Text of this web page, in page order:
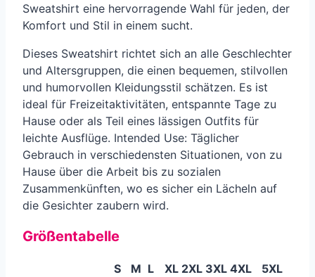
Sweatshirt eine hervorragende Wahl für jeden, der
Komfort und Stil in einem sucht.
Dieses Sweatshirt richtet sich an alle Geschlechter
und Altersgruppen, die einen bequemen, stilvollen
und humorvollen Kleidungsstil schätzen. Es ist
ideal für Freizeitaktivitäten, entspannte Tage zu
Hause oder als Teil eines lässigen Outfits für
leichte Ausflüge. Intended Use: Täglicher
Gebrauch in verschiedensten Situationen, von zu
Hause über die Arbeit bis zu sozialen
Zusammenkünften, wo es sicher ein Lächeln auf
die Gesichter zaubern wird.
Größentabelle
S M L XL 2XL 3XL 4XL
5XL